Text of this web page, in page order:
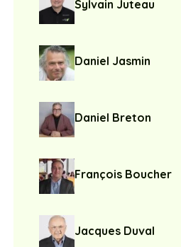
Sylvain Juteau
Daniel Jasmin
Daniel Breton
François Boucher
Jacques Duval